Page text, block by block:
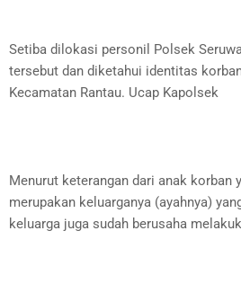
Setiba dilokasi personil Polsek
tersebut dan diketahui identitas
Kecamatan Rantau. Ucap Kapolsek
Menurut keterangan dari anak korban
merupakan keluarganya (ayahnya)
keluarga juga sudah berusaha